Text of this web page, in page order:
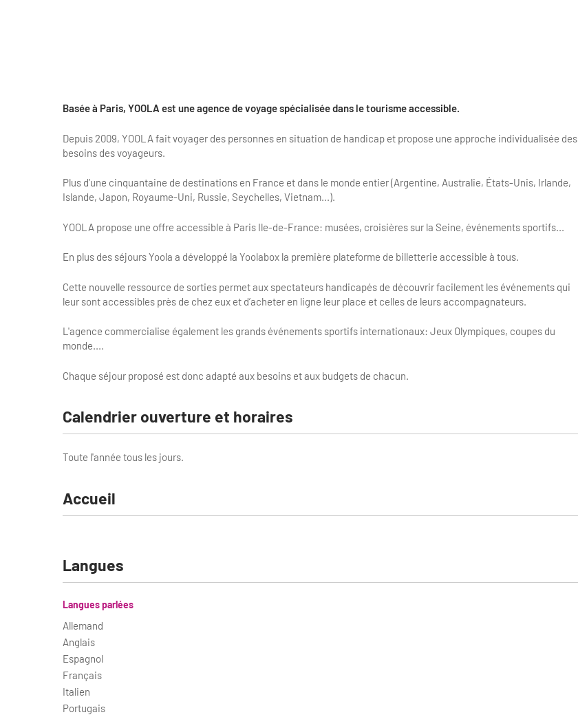
Basée à Paris, YOOLA est une agence de voyage spécialisée dans le tourisme accessible.
Depuis 2009, YOOLA fait voyager des personnes en situation de handicap et propose une approche individualisée des
besoins des voyageurs.
Plus d’une cinquantaine de destinations en France et dans le monde entier (Argentine, Australie, États-Unis, Irlande,
Islande, Japon, Royaume-Uni, Russie, Seychelles, Vietnam...).
YOOLA propose une offre accessible à Paris Ile-de-France: musées, croisières sur la Seine, événements sportifs...
En plus des séjours Yoola a développé la Yoolabox la première plateforme de billetterie accessible à tous.
Cette nouvelle ressource de sorties permet aux spectateurs handicapés de découvrir facilement les événements qui
leur sont accessibles près de chez eux et d’acheter en ligne leur place et celles de leurs accompagnateurs.
L'agence commercialise également les grands événements sportifs internationaux: Jeux Olympiques, coupes du
monde....
Chaque séjour proposé est donc adapté aux besoins et aux budgets de chacun.
Calendrier ouverture et horaires
Toute l'année tous les jours.
Accueil
Langues
Langues parlées
Allemand
Anglais
Espagnol
Français
Italien
Portugais